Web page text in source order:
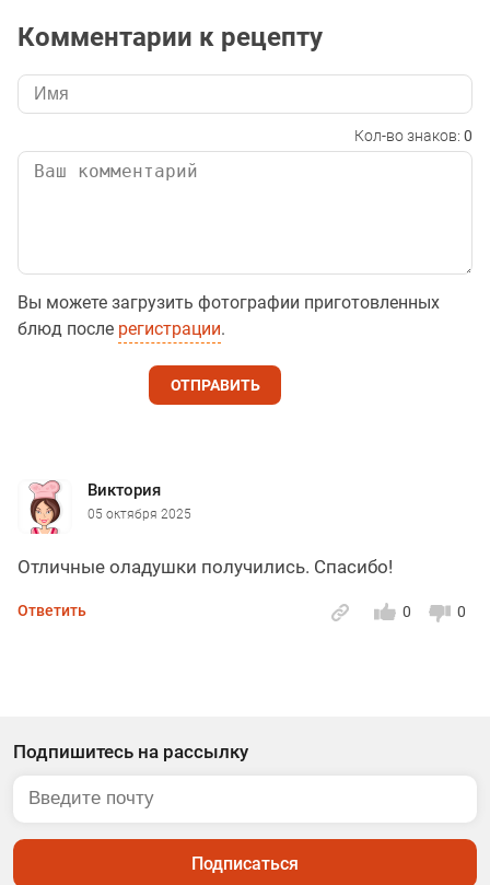
Комментарии к рецепту
Кол-во знаков: 0
Вы можете загрузить фотографии приготовленных
блюд после регистрации.
ОТПРАВИТЬ
Виктория
05 октября 2025
Отличные оладушки получились. Спасибо!
0
0
Ответить
Подпишитесь на рассылку
Подписаться